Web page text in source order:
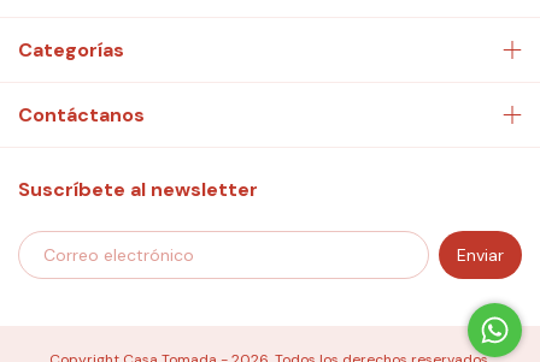
Categorías
Contáctanos
Suscríbete al newsletter